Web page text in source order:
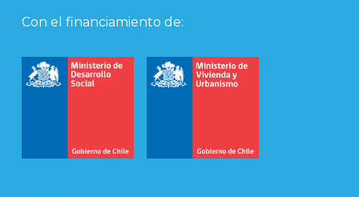
Con el financiamiento de: